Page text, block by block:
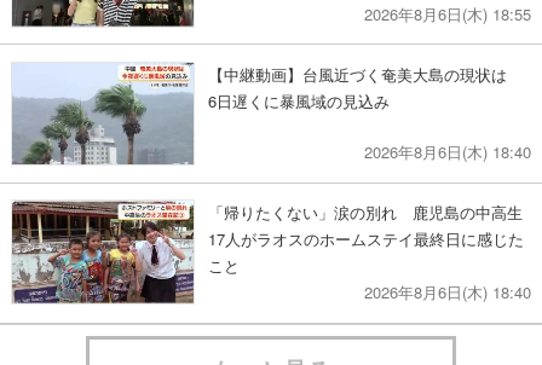
2026年8月6日(木) 18:55
【中継動画】台風近づく奄美大島の現状は
6日遅くに暴風域の見込み
2026年8月6日(木) 18:40
「帰りたくない」涙の別れ 鹿児島の中高生
17人がラオスのホームステイ最終日に感じた
こと
2026年8月6日(木) 18:40